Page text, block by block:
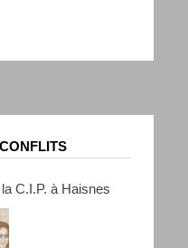
C.I.P. à Haisnes